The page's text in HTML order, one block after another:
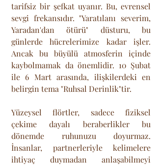
tarifsiz bir şefkat uyanır. Bu, evrensel
sevgi frekansıdır. "Yaratılanı severim,
Yaradan'dan ötürü" düsturu, bu
günlerde hücrelerimize kadar işler.
Ancak bu büyülü atmosferin içinde
kaybolmamak da önemlidir. 10 Şubat
ile 6 Mart arasında, ilişkilerdeki en
belirgin tema "Ruhsal Derinlik"tir.
Yüzeysel flörtler, sadece fiziksel
çekime dayalı beraberlikler bu
dönemde ruhunuzu doyurmaz.
İnsanlar, partnerleriyle kelimelere
ihtiyaç duymadan anlaşabilmeyi